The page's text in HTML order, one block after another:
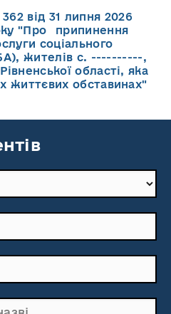
від 31 липня 2026
"Про припинення
соціального
жителів с. ----------,
області, яка
життєвих обставинах"